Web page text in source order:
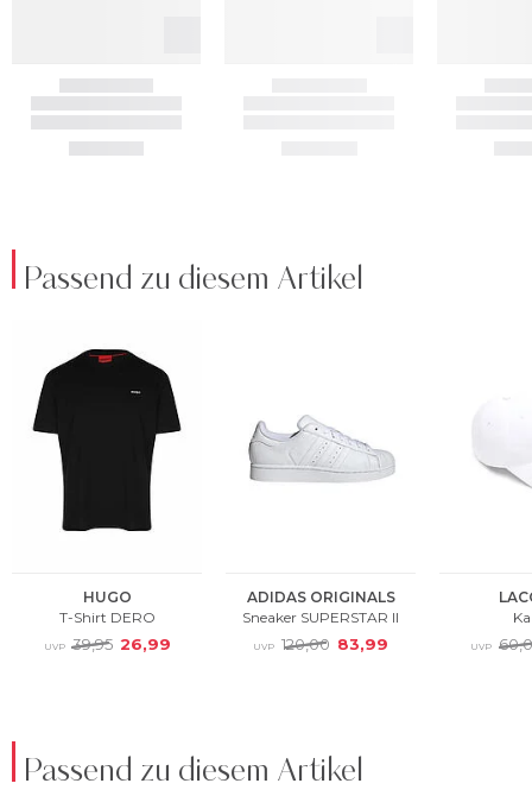
Passend zu diesem Artikel
Passend zu diesem Artikel